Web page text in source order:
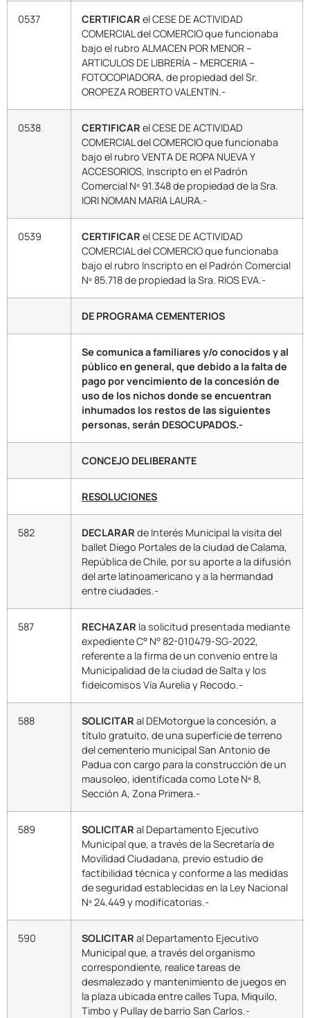
0537 CERTIFICAR el CESE DE ACTIVIDAD
COMERCIAL del COMERCIO que funcionaba
bajo el rubro ALMACEN POR MENOR –
ARTICULOS DE LIBRERÍA – MERCERIA –
FOTOCOPIADORA, de propiedad del Sr.
OROPEZA ROBERTO VALENTIN.-
0538 CERTIFICAR el CESE DE ACTIVIDAD
COMERCIAL del COMERCIO que funcionaba
bajo el rubro VENTA DE ROPA NUEVA Y
ACCESORIOS, Inscripto en el Padrón
Comercial Nº 91.348 de propiedad de la Sra.
IORI NOMAN MARIA LAURA.-
0539 CERTIFICAR el CESE DE ACTIVIDAD
COMERCIAL del COMERCIO que funcionaba
bajo el rubro Inscripto en el Padrón Comercial
Nº 85.718 de propiedad la Sra. RIOS EVA.-
DE PROGRAMA CEMENTERIOS
Se comunica a familiares y/o conocidos y al
público en general, que debido a la falta de
pago por vencimiento de la concesión de
uso de los nichos donde se encuentran
inhumados los restos de las siguientes
personas, serán DESOCUPADOS.-
CONCEJO DELIBERANTE
RESOLUCIONES
582 DECLARAR de Interés Municipal la visita del
ballet Diego Portales de la ciudad de Calama,
República de Chile, por su aporte a la difusión
del arte latinoamericano y a la hermandad
entre ciudades.-
587 RECHAZAR la solicitud presentada mediante
expediente C° N° 82-010479-SG-2022,
referente a la firma de un convenio entre la
Municipalidad de la ciudad de Salta y los
fideicomisos Vía Aurelia y Recodo.-
588 SOLICITAR al DEMotorgue la concesión, a
título gratuito, de una superficie de terreno
del cementerio municipal San Antonio de
Padua con cargo para la construcción de un
mausoleo, identificada como Lote Nº 8,
Sección A, Zona Primera.-
589 SOLICITAR al Departamento Ejecutivo
Municipal que, a través de la Secretaría de
Movilidad Ciudadana, previo estudio de
factibilidad técnica y conforme a las medidas
de seguridad establecidas en la Ley Nacional
Nº 24.449 y modificatorias.-
590 SOLICITAR al Departamento Ejecutivo
Municipal que, a través del organismo
correspondiente, realice tareas de
desmalezado y mantenimiento de juegos en
la plaza ubicada entre calles Tupa, Miquilo,
Timbo y Pullay de barrio San Carlos.-